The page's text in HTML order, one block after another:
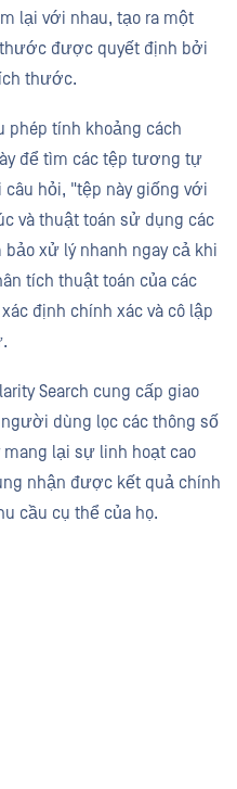
lại với nhau, tạo ra một
được quyết định bởi
thước.
phép tính khoảng cách
để tìm các tệp tương tự
hỏi, "tệp này giống với
và thuật toán sử dụng các
xử lý nhanh ngay cả khi
tích thuật toán của các
định chính xác và cô lập
Search cung cấp giao
dùng lọc các thông số
lại sự linh hoạt cao
nhận được kết quả chính
cầu cụ thể của họ.